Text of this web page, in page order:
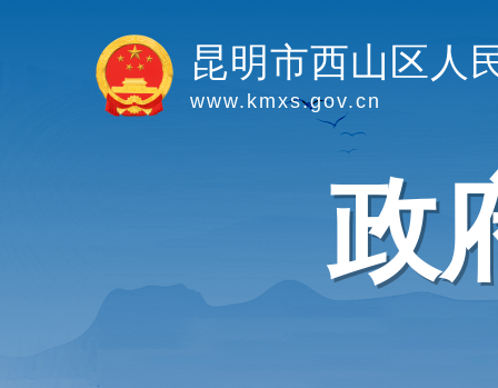
昆明市西山区人
www.kmxs.gov.cn
政